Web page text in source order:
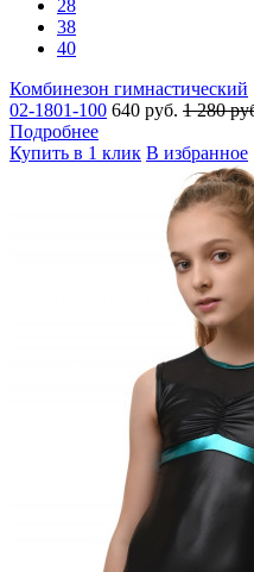
28
38
40
Комбинезон гимнастический
02-1801-100 640 руб. 1 280
Подробнее
Купить в 1 клик В избранное